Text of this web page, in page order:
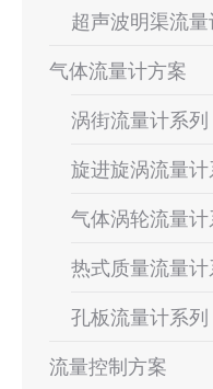
超声波明渠流量
气体流量计方案
涡街流量计系列
旋进旋涡流量计
气体涡轮流量计
热式质量流量计
孔板流量计系列
流量控制方案